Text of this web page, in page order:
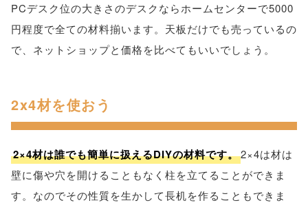
PCデスク位の大きさのデスクならホームセンターで5000
円程度で全ての材料揃います。天板だけでも売っているの
で、ネットショップと価格を比べてもいいでしょう。
2x4材を使おう
2×4材は誰でも簡単に扱えるDIYの材料です。2×4は材は
壁に傷や穴を開けることもなく柱を立てることができま
す。なのでその性質を生かして長机を作ることもできま